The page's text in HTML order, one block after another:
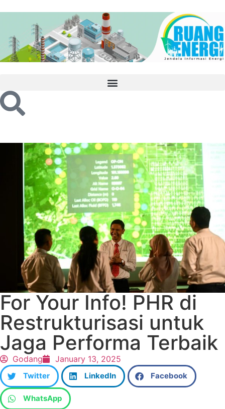
For Your Info! PHR di
Restrukturisasi untuk
Jaga Performa Terbaik
Godang January 13, 2025
Twitter LinkedIn Facebook
WhatsApp